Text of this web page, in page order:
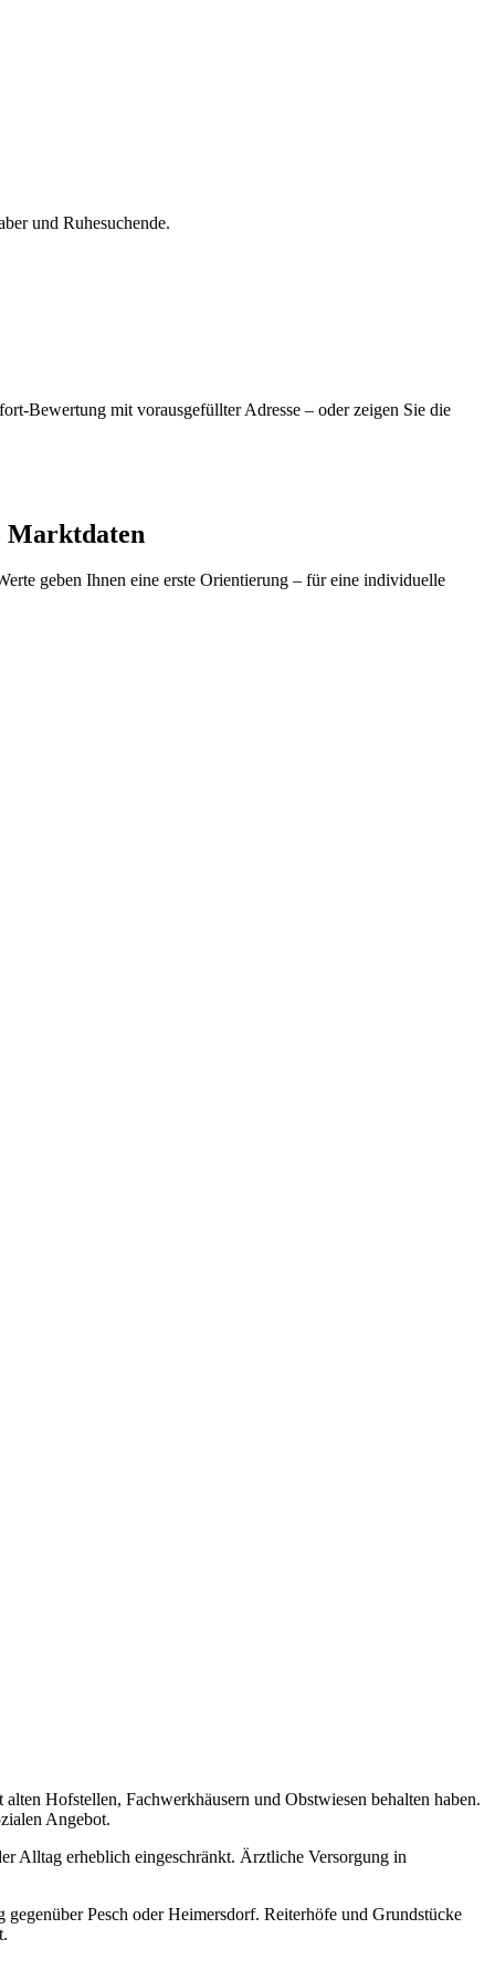
und Ruhesuchende.
Bewertung mit vorausgefüllter Adresse – oder zeigen Sie die
Marktdaten
geben Ihnen eine erste Orientierung – für eine individuelle
Hofstellen, Fachwerkhäusern und Obstwiesen behalten haben.
Angebot.
Alltag erheblich eingeschränkt. Ärztliche Versorgung in
Pesch oder Heimersdorf. Reiterhöfe und Grundstücke